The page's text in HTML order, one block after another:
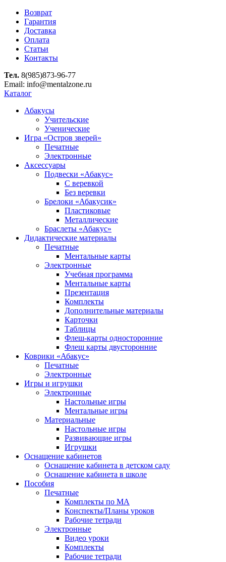
Возврат
Гарантия
Доставка
Оплата
Статьи
Контакты
Тел. 8(985)873-96-77
Email: info@mentalzone.ru
Каталог
Абакусы
Учительские
Ученические
Игра «Остров зверей»
Печатные
Электронные
Аксессуары
Подвески «Абакус»
С веревкой
Без веревки
Брелоки «Абакусик»
Пластиковые
Металлические
Браслеты «Абакус»
Дидактические материалы
Печатные
Ментальные карты
Электронные
Учебная программа
Ментальные карты
Презентация
Комплекты
Дополнительные материалы
Карточки
Таблицы
Флеш-карты односторонние
Флеш карты двусторонние
Коврики «Абакус»
Печатные
Электронные
Игры и игрушки
Электронные
Настольные игры
Ментальные игры
Материальные
Настольные игры
Развивающие игры
Игрушки
Оснащение кабинетов
Оснащение кабинета в детском саду
Оснащение кабинета в школе
Пособия
Печатные
Комплекты по МА
Конспекты/Планы уроков
Рабочие тетради
Электронные
Видео уроки
Комплекты
Рабочие тетради